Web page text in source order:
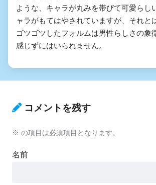
ような、キャラが丸みを帯びて可愛らし
ャラがもてはやされていますが、それと
ゴツゴツしたフォルムは男性らしさの象
感じずにはいられません。
コメントを残す
※ の項目は必須項目となります。
名前